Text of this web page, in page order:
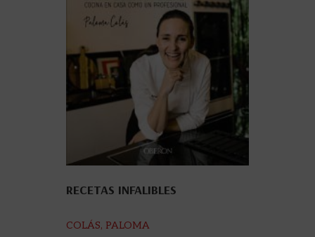
RECETAS INFALIBLES
COLÁS, PALOMA